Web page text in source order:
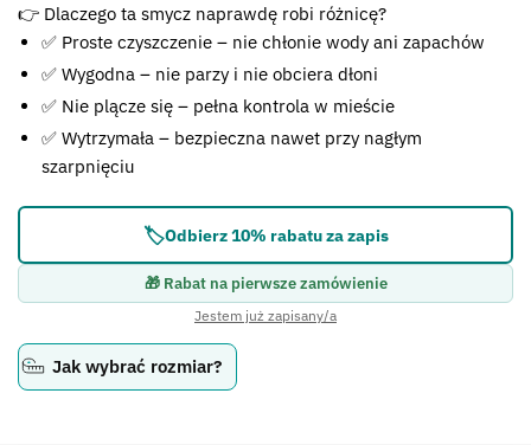
Błąd:Brak formularza kontaktowego.
👉 Dlaczego ta smycz naprawdę robi różnicę?
✅ Proste czyszczenie – nie chłonie wody ani zapachów
✅ Wygodna – nie parzy i nie obciera dłoni
✅ Nie plącze się – pełna kontrola w mieście
✅ Wytrzymała – bezpieczna nawet przy nagłym
szarpnięciu
🏷️Odbierz 10% rabatu za zapis
🎁 Rabat na pierwsze zamówienie
Jestem już zapisany/a
Jak wybrać rozmiar?